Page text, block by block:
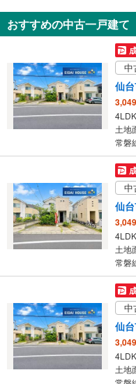
仙台
4LDK
土
常磐
おすすめの中古一戸建て
中
仙
4LDK
土地
常磐
中
仙
4LDK
土地
常磐
中
仙
4LDK
土地